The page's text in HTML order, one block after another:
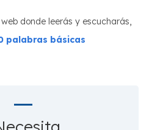
donde leerás y escucharás,
palabras básicas